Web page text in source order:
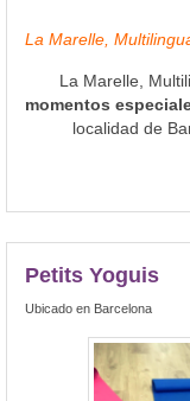
La Marelle,
La Marelle,
momentos
localidad de
Petits Yoguis
Ubicado en Barcelona